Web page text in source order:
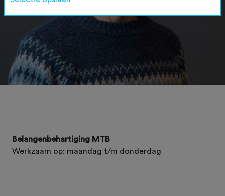
Belangenbehartiging MTB
Werkzaam op: maandag t/m donderdag